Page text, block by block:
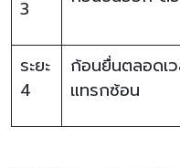
3
ระยะ
4
ก้อนยื่นตลอดเ
แทรกซ้อน